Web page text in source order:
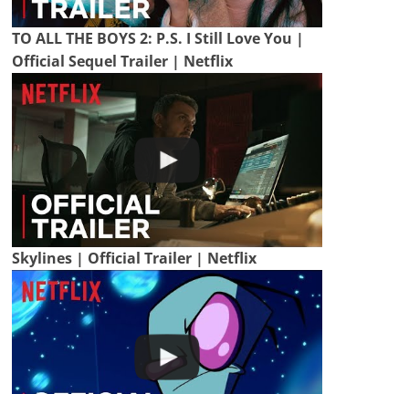
TO ALL THE BOYS 2: P.S. I Still Love You |
Official Sequel Trailer | Netflix
Skylines | Official Trailer | Netflix